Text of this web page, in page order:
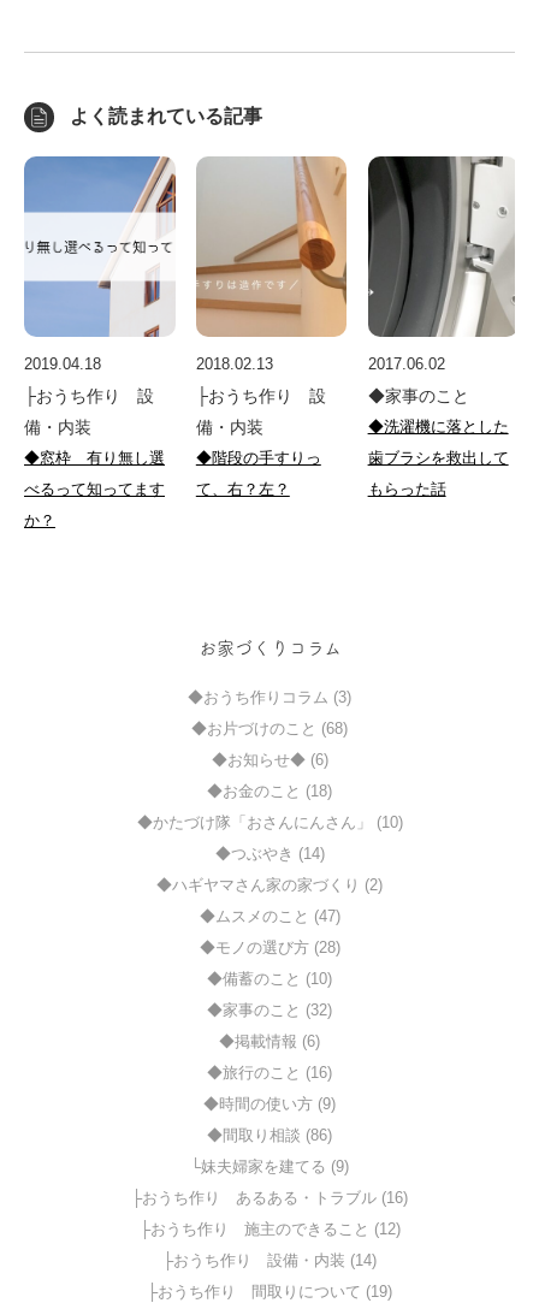
よく読まれている記事
2019.04.18
├おうち作り 設
備・内装
◆窓枠 有り無し選
べるって知ってます
か？
2018.02.13
├おうち作り 設
備・内装
◆階段の手すりっ
て、右？左？
2017.06.02
◆家事のこと
◆洗濯機に落とした
歯ブラシを救出して
もらった話
お家づくりコラム
◆おうち作りコラム (3)
◆お片づけのこと (68)
◆お知らせ◆ (6)
◆お金のこと (18)
◆かたづけ隊「おさんにんさん」 (10)
◆つぶやき (14)
◆ハギヤマさん家の家づくり (2)
◆ムスメのこと (47)
◆モノの選び方 (28)
◆備蓄のこと (10)
◆家事のこと (32)
◆掲載情報 (6)
◆旅行のこと (16)
◆時間の使い方 (9)
◆間取り相談 (86)
└妹夫婦家を建てる (9)
├おうち作り あるある・トラブル (16)
├おうち作り 施主のできること (12)
├おうち作り 設備・内装 (14)
├おうち作り 間取りについて (19)